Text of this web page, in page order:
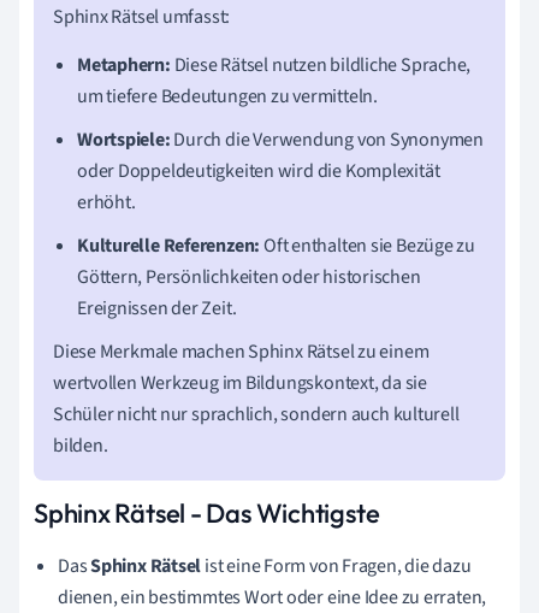
Sphinx Rätsel umfasst:
Metaphern: Diese Rätsel nutzen bildliche Sprache,
um tiefere Bedeutungen zu vermitteln.
Wortspiele:Durch die Verwendung von Synonymen
oder Doppeldeutigkeiten wird die Komplexität
erhöht.
Kulturelle Referenzen:Oft enthalten sie Bezüge zu
Göttern, Persönlichkeiten oder historischen
Ereignissen der Zeit.
Diese Merkmale machen Sphinx Rätsel zu einem
wertvollen Werkzeug im Bildungskontext, da sie
Schüler nicht nur sprachlich, sondern auch kulturell
bilden.
Sphinx Rätsel - Das Wichtigste
DasSphinx Rätselist eine Form von Fragen, die dazu
dienen, ein bestimmtes Wort oder eine Idee zu erraten,